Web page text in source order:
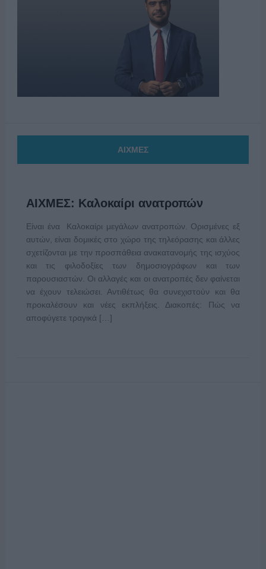
ΑΙΧΜΕΣ
ΑΙΧΜΕΣ: Καλοκαίρι ανατροπών
Είναι ένα Καλοκαίρι μεγάλων ανατροπών. Ορισμένες εξ
αυτών, είναι δομικές στο χώρο της τηλεόρασης και άλλες
σχετίζονται με την προσπάθεια ανακατανομής της ισχύος
και τις φιλοδοξίες των δημοσιογράφων και των
παρουσιαστών. Οι αλλαγές και οι ανατροπές δεν φαίνεται
να έχουν τελειώσει. Αντιθέτως θα συνεχιστούν και θα
προκαλέσουν και νέες εκπλήξεις. Διακοπές: Πώς να
αποφύγετε τραγικά […]